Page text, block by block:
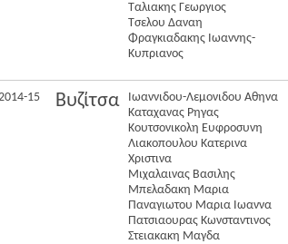
Ταλιακης Γεωργιος
Τσελου Δαναη
Φραγκιαδακης Ιωαννης-
Κυπριανος
15 Βυζίτσα
Ιωαννιδου-Λεμονιδου Αθηνα
Καταχανας Ρηγας
Κουτσονικολη Ευφροσυνη
Λιακοπουλου Κατερινα
Χριστινα
Μιχαλαινας Βασιλης
Μπελαδακη Μαρια
Παναγιωτου Μαρια Ιωαννα
Πατσιαουρας Κωνσταντινος
Στειακακη Μαγδα